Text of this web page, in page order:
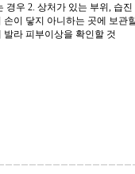
우 2. 상처가 있는 부위, 습
이 닿지 아니하는 곳에 보관
라 피부이상을 확인할 것